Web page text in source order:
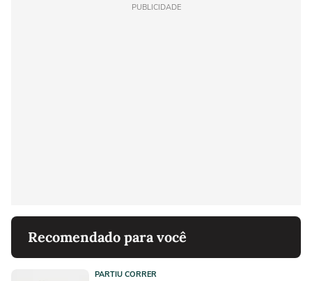
PUBLICIDADE
Recomendado para você
PARTIU CORRER